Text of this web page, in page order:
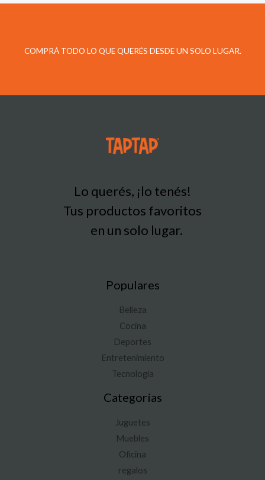
COMPRÁ TODO LO QUE QUERÉS DESDE UN SOLO LUGAR.
Lo querés, ¡lo tenés!
Tus productos favoritos
en un solo lugar.
Populares
Belleza
Cocina
Deportes
Entretenimiento
Tecnología
Categorías
Juguetes
Muebles
Oficina
regalos